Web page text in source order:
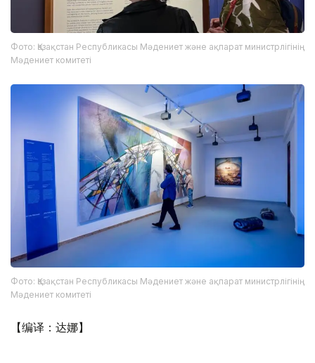
Фото: Қазақстан Республикасы Мәдениет және ақпарат министрлігінің
Мәдениет комитеті
Фото: Қазақстан Республикасы Мәдениет және ақпарат министрлігінің
Мәдениет комитеті
【编译：达娜】